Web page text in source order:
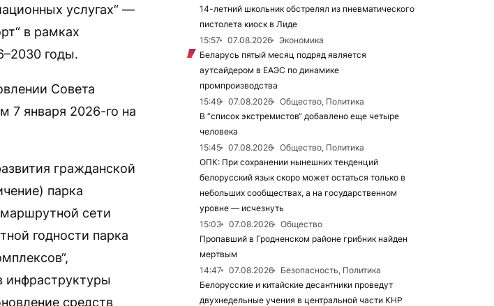
услугах“ —
в рамках
годы.
Совета
7 января 2026-го на
гражданской
парка
сети
годности парка
инфраструктуры
средств
14-летний школьник обстрелял из пневматического
пистолета киоск в Лиде
15:57
07.08.2026
Экономика
Беларусь пятый месяц подряд является
аутсайдером в ЕАЭС по динамике
промпроизводства
15:49
07.08.2026
Общество, Политика
В “список экстремистов“ добавлено еще четыре
человека
15:45
07.08.2026
Общество, Политика
ОПК: При сохранении нынешних тенденций
белорусский язык скоро может остаться только в
небольших сообществах, а на государственном
уровне — исчезнуть
15:03
07.08.2026
Общество
Пропавший в Гродненском районе грибник найден
мертвым
14:47
07.08.2026
Безопасность, Политика
Белорусские и китайские десантники проведут
двухнедельные учения в центральной части КНР